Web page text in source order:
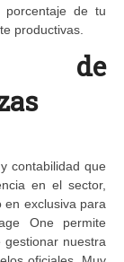
de tu
productivas.
de
contabilidad que
en el sector,
exclusiva para
One permite
nuestra